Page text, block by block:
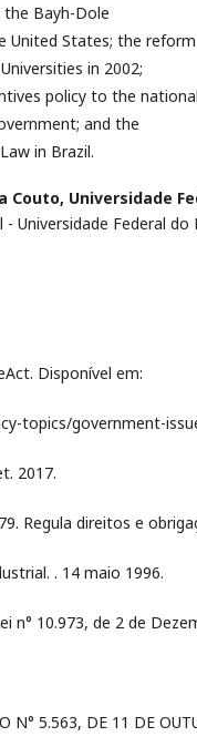
Bayh-Dole
United States; the
in 2002;
policy to the
and the
in Brazil.
Couto, Universidade
Universidade Federal do
Disponível em:
topics/government-
2017.
Regula direitos e
. 14 maio 1996.
n° 10.973, de 2 de
N° 5.563, DE 11 DE